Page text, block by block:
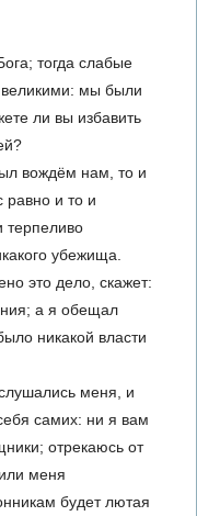
тогда слабые
великими: мы были
ли вы избавить
вождём нам, то и
и то и
терпеливо
убежища.
это дело, скажет:
а я обещал
никакой власти
меня, и
самих: ни я вам
отрекаюсь от
меня
будет лютая